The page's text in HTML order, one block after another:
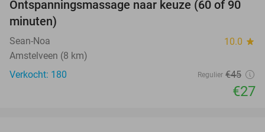
40%
Ontspanningsmassage naar keuze (60 of 90
minuten)
Sean-Noa 10.0 star
Amstelveen (8 km)
Verkocht: 180
Regulier €45
€27